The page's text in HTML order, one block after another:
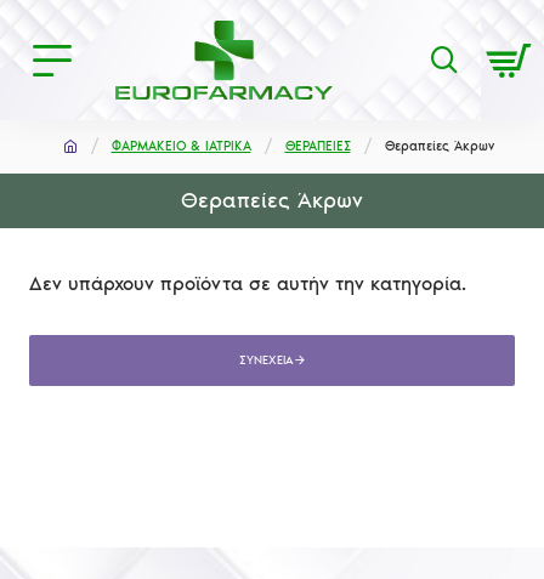
ΦΑΡΜΑΚΕΙΟ & ΙΑΤΡΙΚΑ ΘΕΡΑΠΕΙΕΣ Θεραπείες Άκρων
Θεραπείες Άκρων
Δεν υπάρχουν προϊόντα σε αυτήν την κατηγορία.
ΣΥΝΈΧΕΙΑ